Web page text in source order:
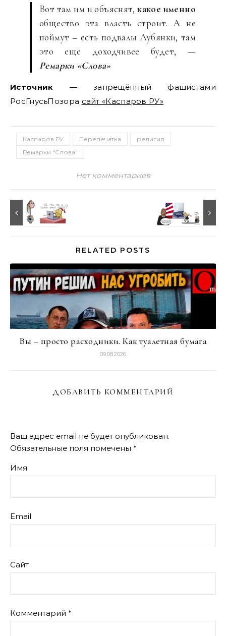
Вот там им и объяснят,какое именно
общество эта власть строит. А не
поймут – есть подвалы Лубянки, там
это ещё доходчивее будет, —
Ремарки «Слова»
Источник — запрещённый фашистами
РосГнусьПозора сайт «Каспаров РУ»
Каспаров.РУ Перепечатка
религия
Ремарки "Слова"
Нет комментариев
RELATED POSTS
Вы – просто расходники. Как туалетная бумага
09.08.2026
ДОБАВИТЬ КОММЕНТАРИЙ
Ваш адрес email не будет опубликован.
Обязательные поля помечены *
Имя
Email
Сайт
Комментарий *